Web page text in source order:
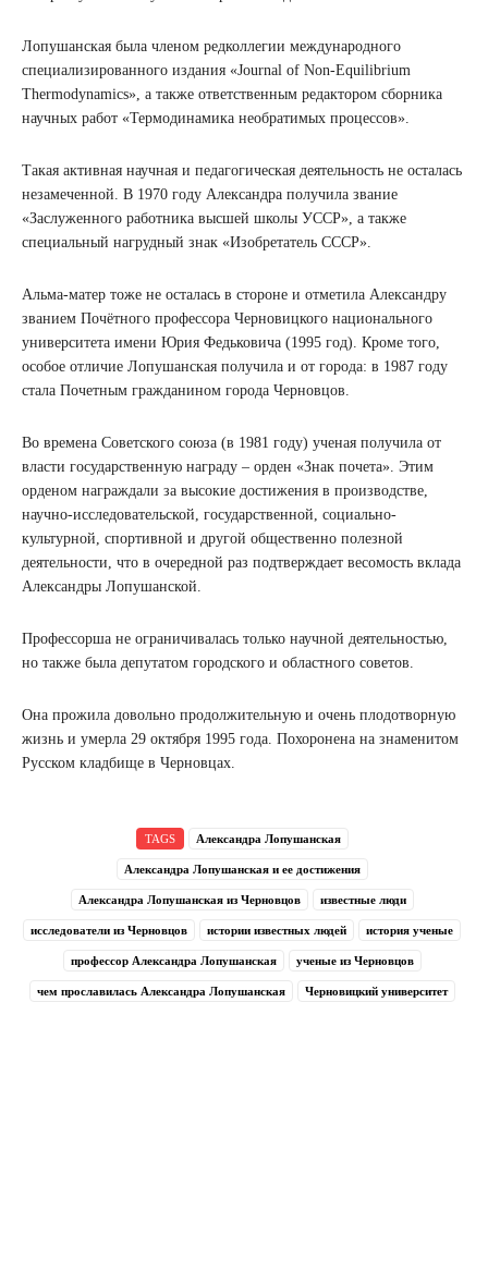
Лопушанская была членом редколлегии международного
специализированного издания «Journal of Non-Equilibrium
Thermodynamics», а также ответственным редактором сборника
научных работ «Термодинамика необратимых процессов».
Такая активная научная и педагогическая деятельность не осталась
незамеченной. В 1970 году Александра получила звание
«Заслуженного работника высшей школы УССР», а также
специальный нагрудный знак «Изобретатель СССР».
Альма-матер тоже не осталась в стороне и отметила Александру
званием Почётного профессора Черновицкого национального
университета имени Юрия Федьковича (1995 год). Кроме того,
особое отличие Лопушанская получила и от города: в 1987 году
стала Почетным гражданином города Черновцов.
Во времена Советского союза (в 1981 году) ученая получила от
власти государственную награду – орден «Знак почета». Этим
орденом награждали за высокие достижения в производстве,
научно-исследовательской, государственной, социально-
культурной, спортивной и другой общественно полезной
деятельности, что в очередной раз подтверждает весомость вклада
Александры Лопушанской.
Профессорша не ограничивалась только научной деятельностью,
но также была депутатом городского и областного советов.
Она прожила довольно продолжительную и очень плодотворную
жизнь и умерла 29 октября 1995 года. Похоронена на знаменитом
Русском кладбище в Черновцах.
TAGS Александра Лопушанская
Александра Лопушанская и ее достижения
Александра Лопушанская из Черновцов известные люди
исследователи из Черновцов истории известных людей история ученые
профессор Александра Лопушанская ученые из Черновцов
чем прославилась Александра Лопушанская Черновицкий университет